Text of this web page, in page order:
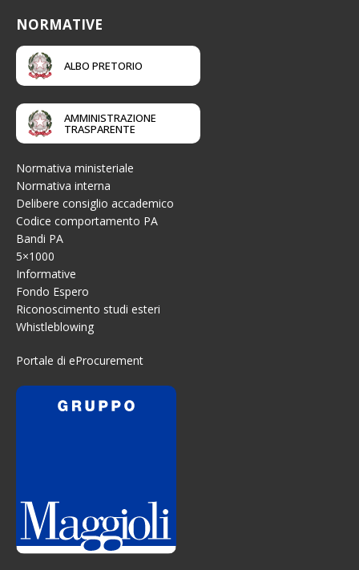
NORMATIVE
ALBO PRETORIO
AMMINISTRAZIONE
TRASPARENTE
Normativa ministeriale
Normativa interna
Delibere consiglio accademico
Codice comportamento PA
Bandi PA
5×1000
Informative
Fondo Espero
Riconoscimento studi esteri
Whistleblowing
Portale di eProcurement